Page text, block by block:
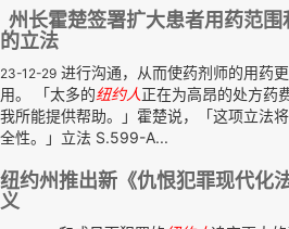
州长霍楚签署扩大患者用药范
的立法
23-12-29 进行沟通，从而使药剂师的用药
用。 「太多的纽约人正在为高昂的处方药
我所能提供帮助。」霍楚说，「这项立法
全性。」立法 S.599-A...
纽约州推出新《仇恨犯罪现代化
义